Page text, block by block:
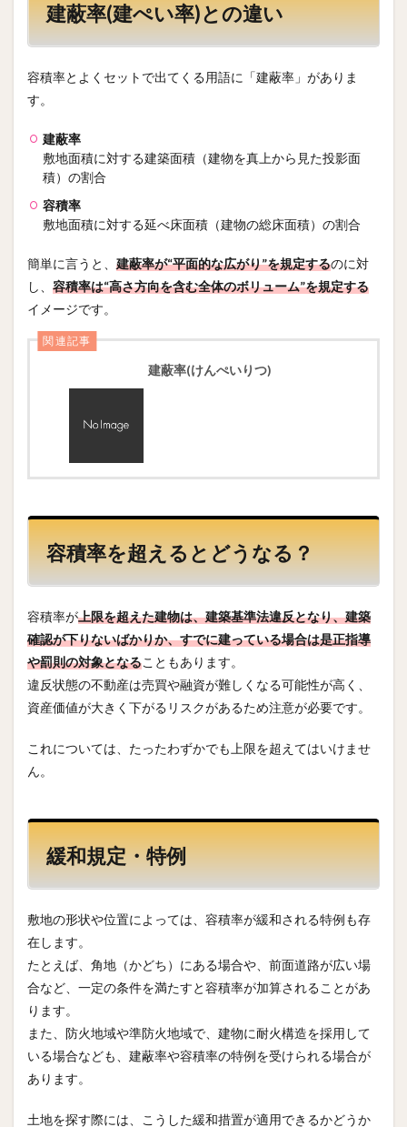
建蔽率(建ぺい率)との違い
容積率とよくセットで出てくる用語に「建蔽率」がありま
す。
建蔽率
敷地面積に対する建築面積（建物を真上から見た投影面
積）の割合
容積率
敷地面積に対する延べ床面積（建物の総床面積）の割合
簡単に言うと、 建蔽率が“平面的な広がり”を規定するのに対
し、 容積率は“高さ方向を含む全体のボリューム”を規定する
イメージです。
関連記事
建蔽率(けんぺいりつ)
容積率を超えるとどうなる？
容積率が上限を超えた建物は、建築基準法違反となり、建築
確認が下りないばかりか、すでに建っている場合は是正指導
や罰則の対象となることもあります。
違反状態の不動産は売買や融資が難しくなる可能性が高く、
資産価値が大きく下がるリスクがあるため注意が必要です。
これについては、たったわずかでも上限を超えてはいけませ
ん。
緩和規定・特例
敷地の形状や位置によっては、容積率が緩和される特例も存
在します。
たとえば、角地（かどち）にある場合や、前面道路が広い場
合など、一定の条件を満たすと容積率が加算されることがあ
ります。
また、防火地域や準防火地域で、建物に耐火構造を採用して
いる場合なども、建蔽率や容積率の特例を受けられる場合が
あります。
土地を探す際には、こうした緩和措置が適用できるかどうか